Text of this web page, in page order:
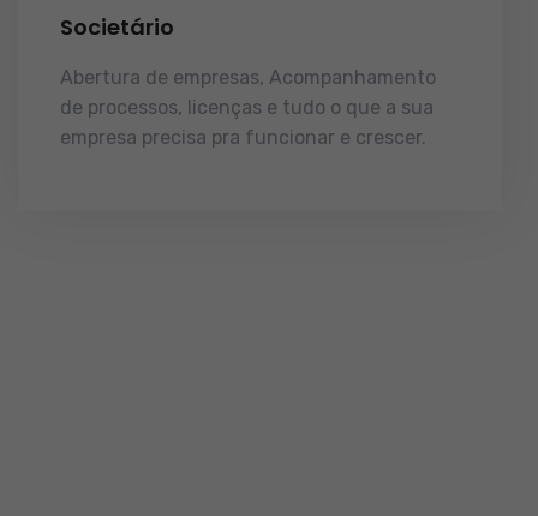
Societário
Abertura de empresas, Acompanhamento
de processos, licenças e tudo o que a sua
empresa precisa pra funcionar e crescer.